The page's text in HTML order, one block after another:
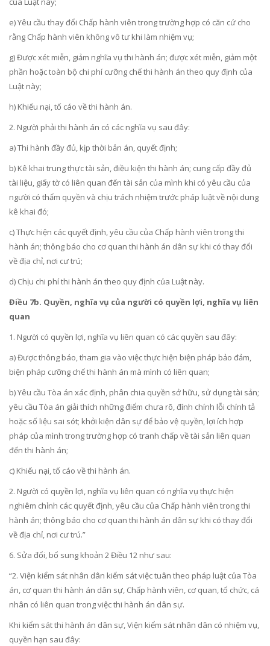
e)Yêu cầu thay đổi Chấp hành viên trong trường hợp có căn cứ cho
rằng Chấp hành viên không vô tư khi làm nhiệm vụ;
g) Được xét miễn, giảm nghĩa vụ thi hành án; được xét miễn, giảm một
phần hoặc toàn bộ chi phí cưỡng chế thi hành án theo quy định của
Luật này;
h) Khiếu nại, tố cáo về thi hành án.
2. Người phải thi hành án có các nghĩa vụ sau đây:
a) Thi hành đầy đủ, kịp thời bản án, quyết định;
b) Kê khai trung thực tài sản, điều kiện thi hành án; cung cấp đầy đủ
tài liệu, giấy tờ có liên quan đến tài sản của mình khi có yêu cầu của
người có thẩm quyền và chịu trách nhiệm trước pháp luật về nội dung
kê khai đó;
c) Thực hiện các quyết định, yêu cầu của Chấp hành viên trong thi
hành án; thông báo cho cơ quan thi hành án dân sự khi có thay đổi
về địa chỉ, nơi cư trú;
d) Chịu chi phí thi hành án theo quy định của Luật này.
Điều 7b. Quyền, nghĩa vụ của người có quyền lợi, nghĩa vụ liên
quan
1. Người có quyền lợi, nghĩa vụ liên quan có các quyền sau đây:
a) Được thông báo, tham gia vào việc thực hiện biện pháp bảo đảm,
biện pháp cưỡng chế thi hành án mà mình có liên quan;
b) Yêu cầu Tòa án xác định, phân chia quyền sở hữu, sử dụng tài sản;
yêu cầu Tòa án giải thích những điểm chưa rõ, đính chính lỗi chính tả
hoặc số liệu sai sót; khởi kiện dân sự để bảo vệ quyền, lợi ích hợp
pháp của mình trong trường hợp có tranh chấp về tài sản liên quan
đến thi hành án;
c) Khiếu nại, tố cáo về thi hành án.
2. Người có quyền lợi, nghĩa vụ liên quan có nghĩa vụ thực hiện
nghiêm chỉnh các quyết định, yêu cầu của Chấp hành viên trong thi
hành án; thông báo cho cơ quan thi hành án dân sự khi có thay đổi
về địa chỉ, nơi cư trú.”
6. Sửa đổi, bổ sung khoản 2 Điều 12 như sau:
“2. Viện kiểm sát nhân dân kiểm sát việc tuân theo pháp luật của Tòa
án, cơ quan thi hành án dân sự, Chấp hành viên, cơ quan, tổ chức, cá
nhân có liên quan trong việc thi hành án dân sự.
Khi kiểm sát thi hành án dân sự, Viện kiểm sát nhân dân có nhiệm vụ,
quyền hạn sau đây: